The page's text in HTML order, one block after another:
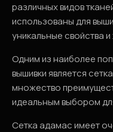
различных видов
использованы для
уникальные свойства и
Одним из наиболее
вышивки является
множество
идеальным выбором
Сетка адамас имеет